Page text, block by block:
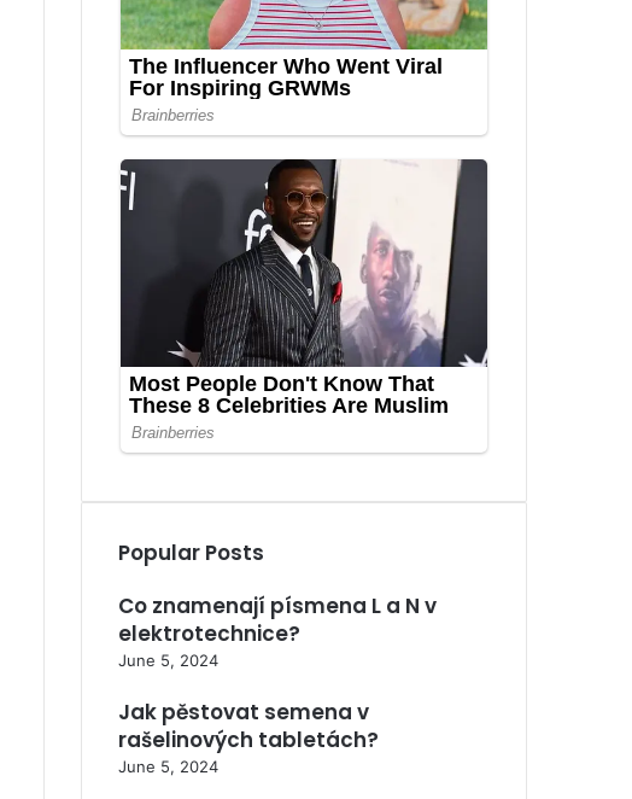
Popular Posts
Co znamenají písmena L a N v
elektrotechnice?
June 5, 2024
Jak pěstovat semena v
rašelinových tabletách?
June 5, 2024